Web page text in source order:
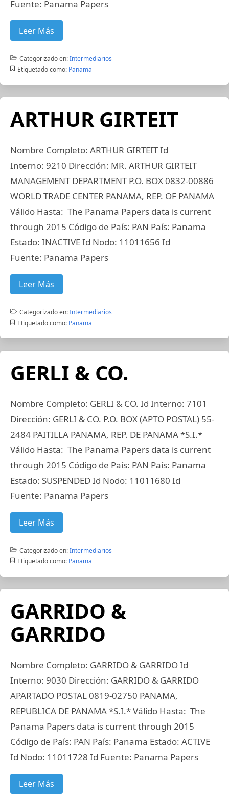
Fuente: Panama Papers
Leer Más
Categorizado en:Intermediarios
Etiquetado como: Panama
ARTHUR GIRTEIT
Nombre Completo: ARTHUR GIRTEIT Id
Interno: 9210 Dirección: MR. ARTHUR GIRTEIT
MANAGEMENT DEPARTMENT P.O. BOX 0832-00886
WORLD TRADE CENTER PANAMA, REP. OF PANAMA
Válido Hasta: The Panama Papers data is current
through 2015 Código de País: PAN País: Panama
Estado: INACTIVE Id Nodo: 11011656 Id
Fuente: Panama Papers
Leer Más
Categorizado en:Intermediarios
Etiquetado como: Panama
GERLI & CO.
Nombre Completo: GERLI & CO. Id Interno: 7101
Dirección: GERLI & CO. P.O. BOX (APTO POSTAL) 55-
2484 PAITILLA PANAMA, REP. DE PANAMA *S.I.*
Válido Hasta: The Panama Papers data is current
through 2015 Código de País: PAN País: Panama
Estado: SUSPENDED Id Nodo: 11011680 Id
Fuente: Panama Papers
Leer Más
Categorizado en:Intermediarios
Etiquetado como: Panama
GARRIDO &
GARRIDO
Nombre Completo: GARRIDO & GARRIDO Id
Interno: 9030 Dirección: GARRIDO & GARRIDO
APARTADO POSTAL 0819-02750 PANAMA,
REPUBLICA DE PANAMA *S.I.* Válido Hasta: The
Panama Papers data is current through 2015
Código de País: PAN País: Panama Estado: ACTIVE
Id Nodo: 11011728 Id Fuente: Panama Papers
Leer Más